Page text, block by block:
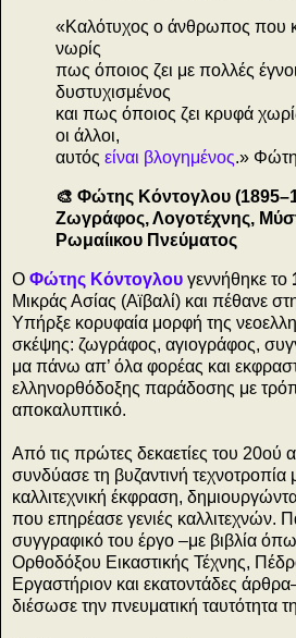
«Καλότυχος ο άνθρωπος που
νωρίς
πως όποιος ζει με πολλές
δυστυχισμένος
και πως όποιος ζει κρυφά
οι άλλοι,
αυτός είναι βλογημένος.»
🎨 Φώτης Κόντογλου
Ζωγράφος, Λογοτέχνης,
Ρωμαίικου Πνεύματος
Ο Φώτης Κόντογλου γεννήθηκε το
Μικράς Ασίας (Αϊβαλί) και πέθανε
Υπήρξε κορυφαία μορφή της
σκέψης: ζωγράφος, αγιογράφος,
μα πάνω απ’ όλα φορέας και
ελληνορθόδοξης παράδοσης με
αποκαλυπτικό.
Από τις πρώτες δεκαετίες του 20ού
συνδύασε τη βυζαντινή
καλλιτεχνική έκφραση,
που επηρέασε γενιές καλλιτεχνών.
συγγραφικό του έργο –με βιβλία
Ορθοδόξου Εικαστικής Τέχνης,
Εργαστήριον και εκατοντάδες
διέσωσε την πνευματική ταυτότητα